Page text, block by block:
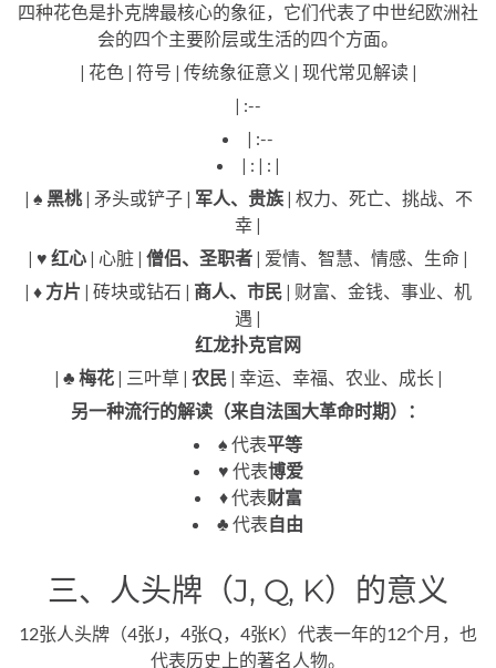
四种花色是扑克牌最核心的象征，它们代表了中世纪欧洲社
会的四个主要阶层或生活的四个方面。
| 花色 | 符号 | 传统象征意义 | 现代常见解读 |
| :--
| :--
| : | : |
| ♠️ 黑桃| 矛头或铲子 | 军人、贵族| 权力、死亡、挑战、不
幸 |
| ♥️ 红心 | 心脏 | 僧侣、圣职者 | 爱情、智慧、情感、生命 |
| ♦️ 方片 | 砖块或钻石 | 商人、市民 | 财富、金钱、事业、机
遇 |
红龙扑克官网
| ♣️ 梅花| 三叶草 | 农民| 幸运、幸福、农业、成长 |
另一种流行的解读（来自法国大革命时期）：
♠️ 代表平等
♥️ 代表博爱
♦️ 代表财富
♣️ 代表自由
三、人头牌（J, Q, K）的意义
12张人头牌（4张J，4张Q，4张K）代表一年的12个月，也
代表历史上的著名人物。